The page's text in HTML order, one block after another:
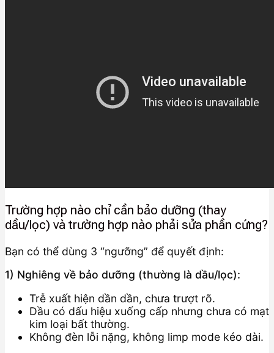
Trường hợp nào chỉ cần bảo dưỡng (thay
dầu/lọc) và trường hợp nào phải sửa phần cứng?
Bạn có thể dùng 3 “ngưỡng” để quyết định:
1) Nghiêng về bảo dưỡng (thường là dầu/lọc):
Trễ xuất hiện dần dần, chưa trượt rõ.
Dầu có dấu hiệu xuống cấp nhưng chưa có mạt
kim loại bất thường.
Không đèn lỗi nặng, không limp mode kéo dài.